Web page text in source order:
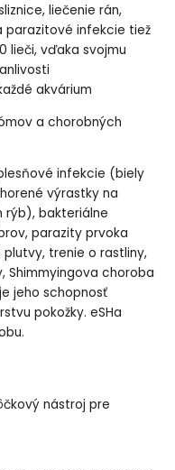
liečenie rán,
parazitové infekcie tiež
lieči, vďaka svojmu
akvárium
a chorobných
infekcie (biely
výrastky na
rýb), bakteriálne
parazity prvoka
plutvy, trenie o rastliny,
Shimmyingova choroba
jeho schopnosť
pokožky. eSHa
nástroj pre